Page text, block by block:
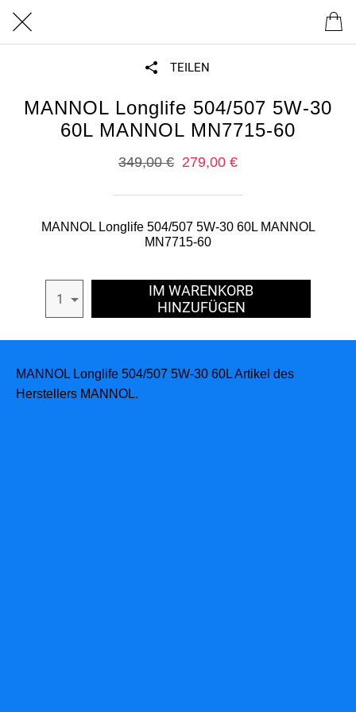
TEILEN
MANNOL Longlife 504/507 5W-30
60L MANNOL MN7715-60
349,00 € 279,00 €
MANNOL Longlife 504/507 5W-30 60L MANNOL
MN7715-60
1
IM WARENKORB
HINZUFÜGEN
MANNOL Longlife 504/507 5W-30 60L Artikel des
Herstellers MANNOL.